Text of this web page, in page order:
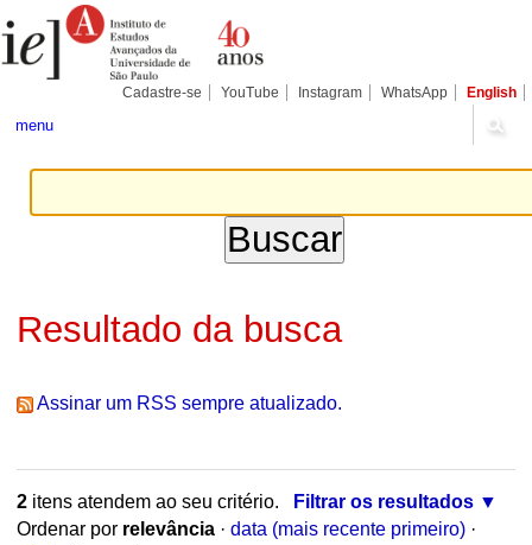
para
conteúdo.
Pessoais
Cadastre-se YouTube Instagram WhatsApp English
menu
Resultado da busca
Assinar um RSS sempre atualizado.
2itens atendem ao seu critério.
Filtrar os resultados
Ordenar por relevância · data (mais recente primeiro) ·